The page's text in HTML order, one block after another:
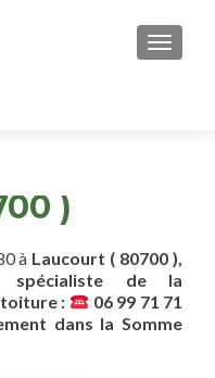
)
à Laucourt ( 80700 ),
spécialiste de la
:
06 99 71 71
dans la Somme